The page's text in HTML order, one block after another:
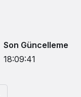
Son Güncelleme
18:09:41